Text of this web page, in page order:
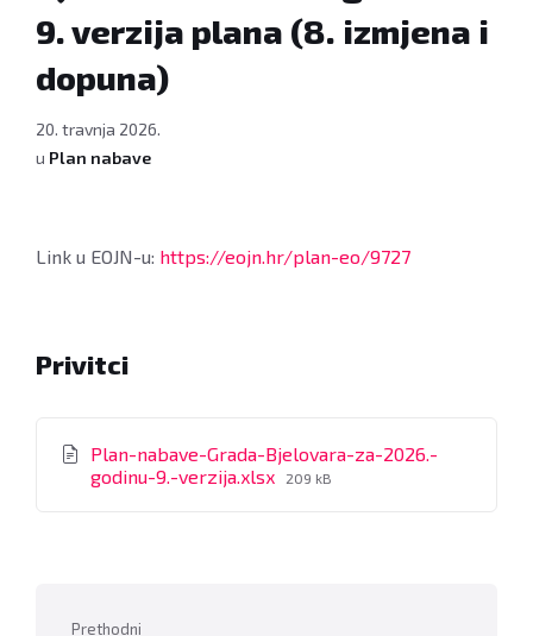
9. verzija plana (8. izmjena i
dopuna)
20. travnja 2026.
u Plan nabave
Link u EOJN-u: https://eojn.hr/plan-eo/9727
Privitci
Plan-nabave-Grada-Bjelovara-za-2026.-
godinu-9.-verzija.xlsx File
209 kB
Prethodni